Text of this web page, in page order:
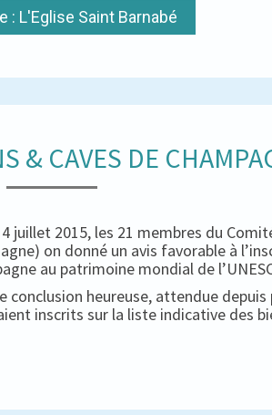
: L'Eglise Saint Barnabé
& CAVES DE
4 juillet 2015, les 21 membres du
on donné un avis favorable à
au patrimoine mondial de
conclusion heureuse, attendue depuis
inscrits sur la liste indicative des